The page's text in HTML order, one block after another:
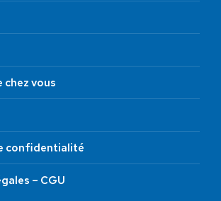
chez vous
confidentialité
– CGU